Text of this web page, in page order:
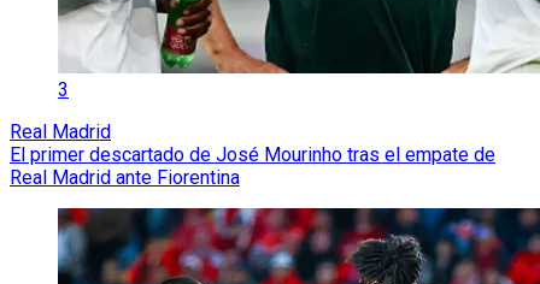
3
Real Madrid
El primer descartado de José Mourinho tras el empate de
Real Madrid ante Fiorentina